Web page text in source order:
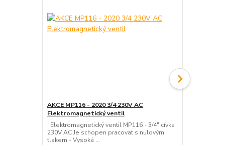
AKCE MP116 - 2020 3/4 230V AC
Elektromagnetický ventil
Elektromagnetický ventil MP116 - 3/4" cívka
230V AC Je schopen pracovat s nulovým
tlakem - Vysoká ...